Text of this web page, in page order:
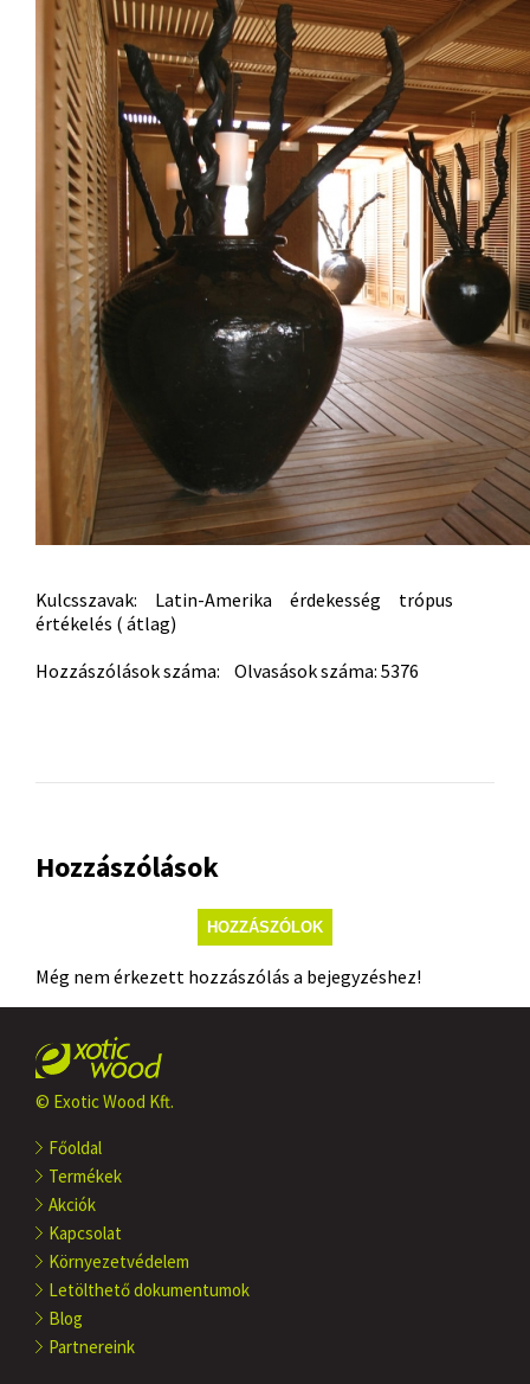
Kulcsszavak: Latin-Amerika érdekesség
trópus
értékelés ( átlag)
Hozzászólások száma: Olvasások száma: 5376
Hozzászólások
HOZZÁSZÓLOK
Még nem érkezett hozzászólás a bejegyzéshez!
© Exotic Wood Kft.
Főoldal
Termékek
Akciók
Kapcsolat
Környezetvédelem
Letölthető dokumentumok
Blog
Partnereink